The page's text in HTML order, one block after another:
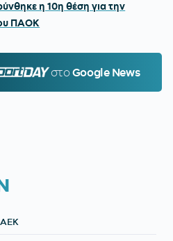
η 10η θέση για την
ΠΑΟΚ
στοGoogle News
ΑΕΚ